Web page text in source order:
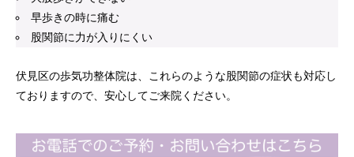
早歩きの時に痛む
股関節に力が入りにくい
伏見区の歩気功整体院は、これらのような股関節の症状も対応し
ておりますので、安心してご来院ください。